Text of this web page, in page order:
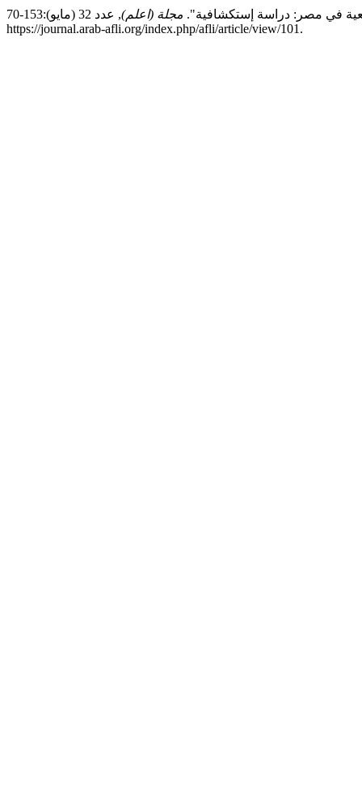
مجلة (اعلم)
, عدد 32 (مايو):153-70.
https://journal.arab-afli.org/index.php/afli/article/view/101.